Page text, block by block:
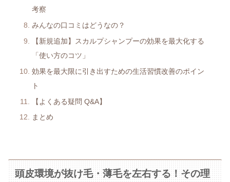
考察
みんなの口コミはどうなの？
【新規追加】スカルプシャンプーの効果を最大化する
「使い方のコツ」
効果を最大限に引き出すための生活習慣改善のポイン
ト
【よくある疑問 Q&A】
まとめ
頭皮環境が抜け毛・薄毛を左右する！その理